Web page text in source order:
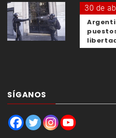
30 de
SÍGANOS